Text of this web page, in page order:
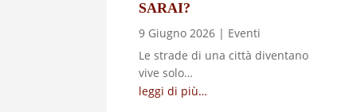
SARAI?
9 Giugno 2026 | Eventi
Le strade di una città diventano
vive solo…
leggi di più…